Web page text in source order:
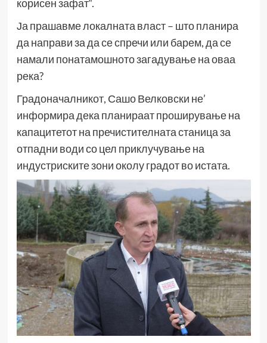
корисен зафат“.
Ја прашавме локалната власт – што планира
да направи за да се спречи или барем, да се
намали понатамошното загадување на оваа
река?
Градоначалникот, Сашо Велковски не’
информира дека планираат проширување на
капацитетот на пречистителната станица за
отпадни води со цел приклучување на
индустриските зони околу градот во истата.